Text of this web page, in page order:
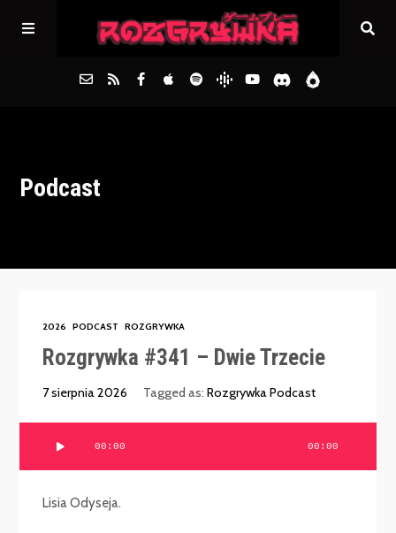
Archiwum
Podcast
2026 PODCAST ROZGRYWKA
Rozgrywka #341 – Dwie Trzecie
7 sierpnia 2026 Tagged as:Rozgrywka Podcast
00:00 00:00
Lisia Odyseja.